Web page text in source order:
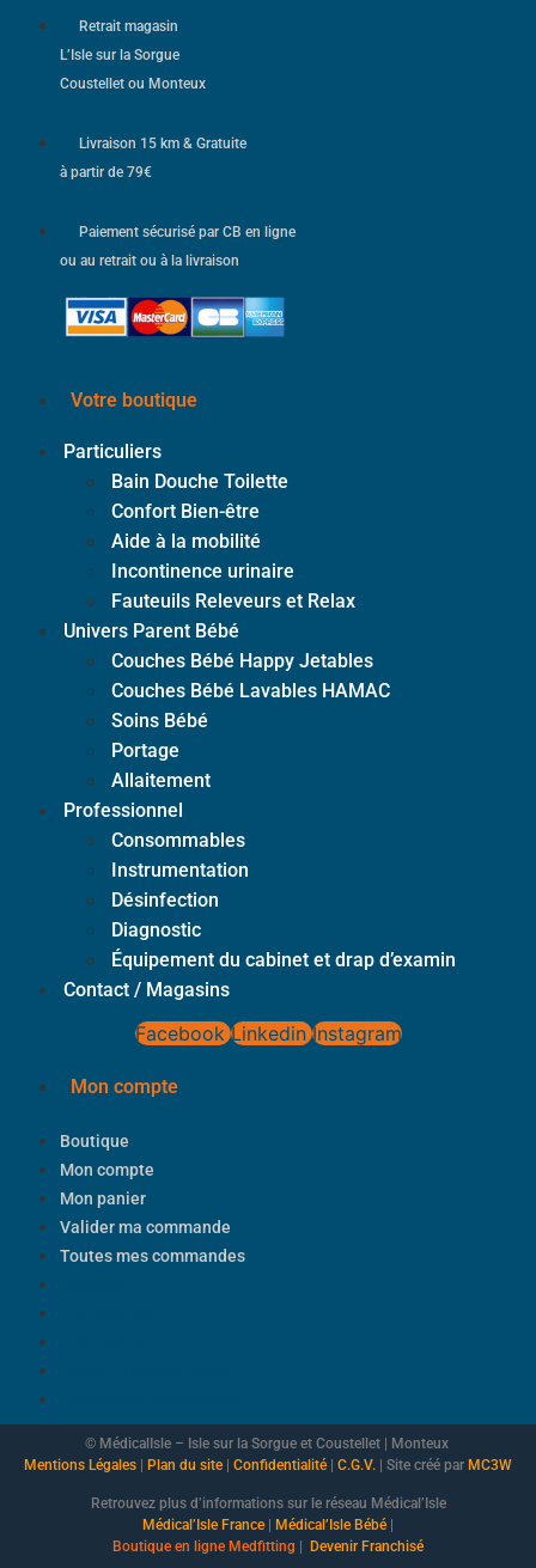
Retrait magasin
L’Isle sur la Sorgue
Coustellet ou Monteux
Livraison 15 km & Gratuite
à partir de 79€
Paiement sécurisé par CB en ligne
ou au retrait ou à la livraison
Votre boutique
Particuliers
Bain Douche Toilette
Confort Bien-être
Aide à la mobilité
Incontinence urinaire
Fauteuils Releveurs et Relax
Univers Parent Bébé
Couches Bébé Happy Jetables
Couches Bébé Lavables HAMAC
Soins Bébé
Portage
Allaitement
Professionnel
Consommables
Instrumentation
Désinfection
Diagnostic
Équipement du cabinet et drap d’examin
Contact / Magasins
Facebook Linkedin Instagram
Mon compte
Boutique
Mon compte
Mon panier
Valider ma commande
Toutes mes commandes
© MédicalIsle – Isle sur la Sorgue et Coustellet | Monteux
Mentions Légales | Plan du site | Confidentialité | C.G.V. | Site créé par MC3W
Retrouvez plus d’informations sur le réseau Médical’Isle
Médical’Isle France
Médical’Isle Bébé
Boutique en ligne Medfitting Devenir Franchisé